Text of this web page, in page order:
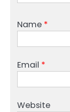
Name *
Email *
Website